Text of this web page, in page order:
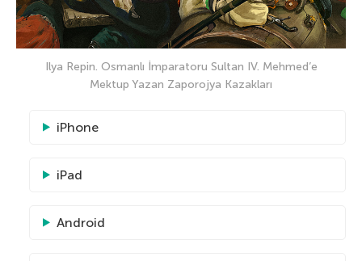
Ilya Repin. Osmanlı İmparatoru Sultan IV. Mehmed’e
Mektup Yazan Zaporojya Kazakları
iPhone
iPad
Android